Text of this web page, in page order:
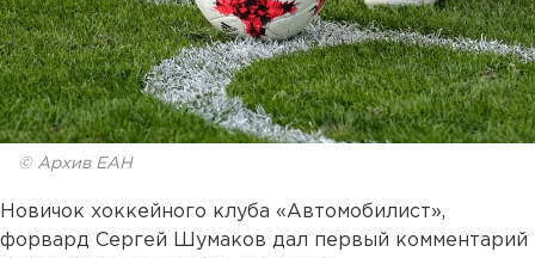
© Архив ЕАН
Новичок хоккейного клуба «Автомобилист»,
форвард Сергей Шумаков дал первый комментарий